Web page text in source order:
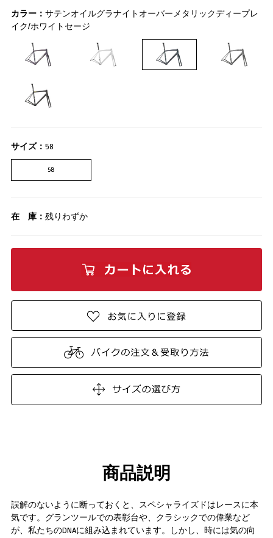
カラー： サテンオイルグラナイトオーバーメタリックディープレ
イク/ホワイトセージ
サイズ： 58
58
在 庫： 残りわずか
商品説明
誤解のないように断っておくと、スペシャライズドはレースに本
気です。グランツールでの表彰台や、クラシックでの偉業など
が、私たちのDNAに組み込まれています。しかし、時には気の向